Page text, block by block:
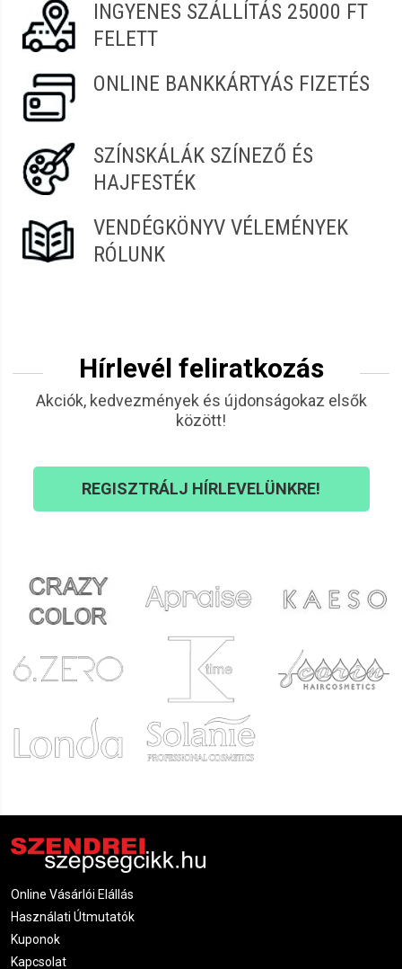
Kata 2022.02.21. 10:19
INGYENES SZÁLLÍTÁS 25000 FT
FELETT
ONLINE BANKKÁRTYÁS FIZETÉS
SZÍNSKÁLÁK SZÍNEZŐ ÉS
HAJFESTÉK
VENDÉGKÖNYV VÉLEMÉNYEK
RÓLUNK
Hírlevél feliratkozás
Akciók, kedvezmények és újdonságokaz elsők
között!
REGISZTRÁLJ HÍRLEVELÜNKRE!
Online Vásárlói Elállás
Használati Útmutatók
Kuponok
Kapcsolat